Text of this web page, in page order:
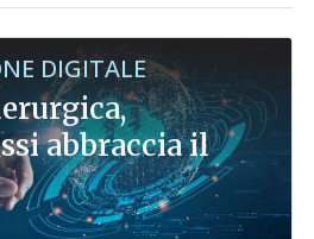
DIGITALE
abbraccia il